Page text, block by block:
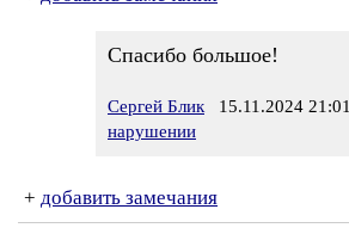
Спасибо большое!
Сергей Блик 15.11.2024 21:01
нарушении
+ добавить замечания